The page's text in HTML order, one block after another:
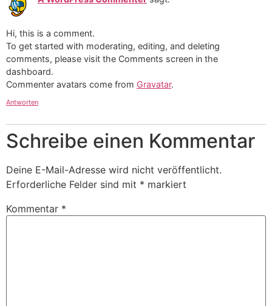
Hi, this is a comment.
To get started with moderating, editing, and deleting
comments, please visit the Comments screen in the
dashboard.
Commenter avatars come from Gravatar.
Antworten
Schreibe einen Kommentar
Deine E-Mail-Adresse wird nicht veröffentlicht.
Erforderliche Felder sind mit * markiert
Kommentar *